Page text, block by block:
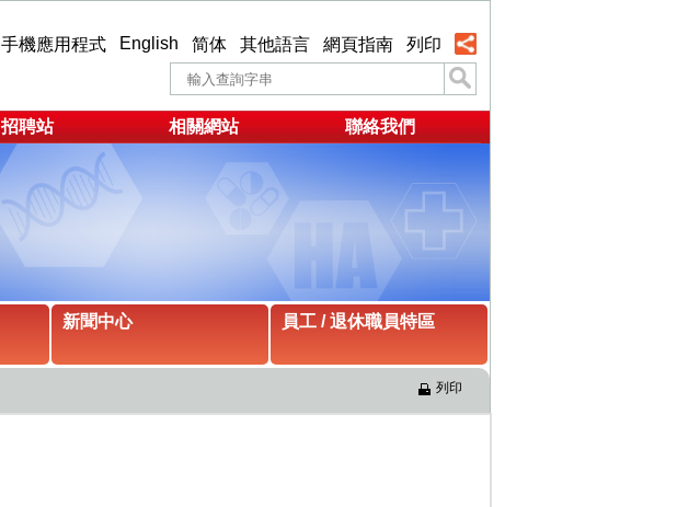
手機應用程式 English 简体 其他語言 網頁指南 列印
招聘站 相關網站 聯絡我們
新聞中心 員工 / 退休職員特區
列印